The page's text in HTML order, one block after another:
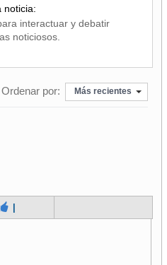
noticia:
interactuar y debatir
noticiosos.
Ordenar por: Más recientes
|